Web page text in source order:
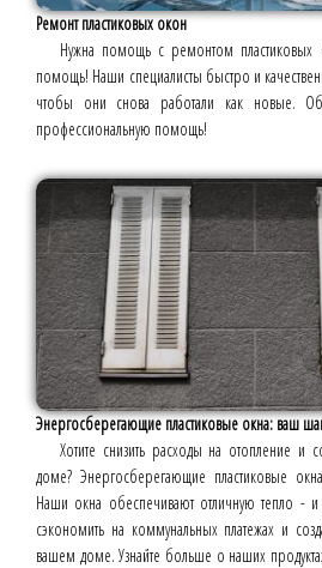
Ремонт пластиковых окон
Нужна помощь с ремонтом
помощь! Наши специалисты быстро и
чтобы они снова работали как новые.
профессиональную помощь!
Энергосберегающие пластиковые окна: ваш
Хотите снизить расходы на отопление и
доме? Энергосберегающие пластиковые
Наши окна обеспечивают отличную тепло -
сэкономить на коммунальных платежах и
вашем доме. Узнайте больше о наших